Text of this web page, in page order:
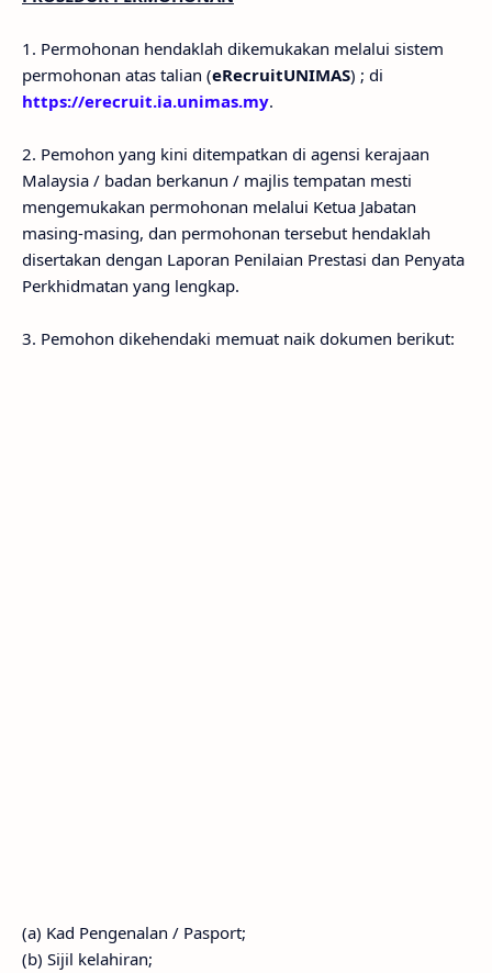
1. Permohonan hendaklah dikemukakan melalui sistem
permohonan atas talian (eRecruitUNIMAS) ; di
https://erecruit.ia.unimas.my.
2. Pemohon yang kini ditempatkan di agensi kerajaan
Malaysia / badan berkanun / majlis tempatan mesti
mengemukakan permohonan melalui Ketua Jabatan
masing-masing, dan permohonan tersebut hendaklah
disertakan dengan Laporan Penilaian Prestasi dan Penyata
Perkhidmatan yang lengkap.
3. Pemohon dikehendaki memuat naik dokumen berikut:
(a) Kad Pengenalan / Pasport;
(b) Sijil kelahiran;